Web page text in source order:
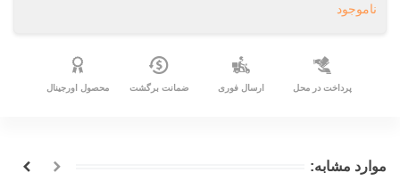
ناموجود
پرداخت در محل ارسال فوری ضمانت برگشت محصول اورجینال
موارد مشابه: